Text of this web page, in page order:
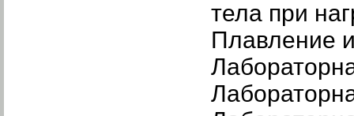
тела при
Плавление